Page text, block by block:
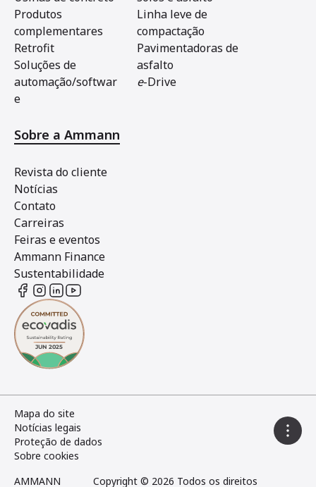
Produtos
complementares
Retrofit
Soluções de
automação/softwar
e
Linha leve de
compactação
Pavimentadoras de
asfalto
e-Drive
Sobre a Ammann
Revista do cliente
Notícias
Contato
Carreiras
Feiras e eventos
Ammann Finance
Sustentabilidade
Mapa do site
Notícias legais
Proteção de dados
Sobre cookies
AMMANN
Copyright © 2026 Todos os direitos